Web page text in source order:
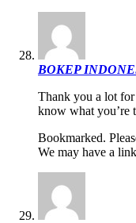
BOKEP
Thank you a lot
know what you’re
Bookmarked.
We may have a